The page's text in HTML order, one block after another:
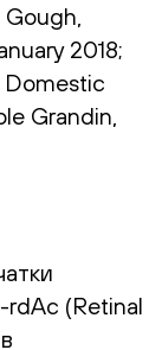
2018;
Domestic
Grandin,
rdAc (Retinal